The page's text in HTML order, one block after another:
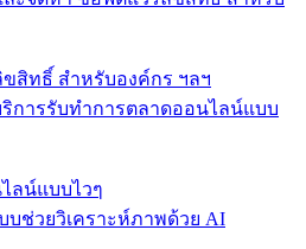
สิทธิ์ สำหรับองค์กร ฯลฯ
ลน์แบบไวๆ